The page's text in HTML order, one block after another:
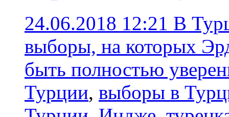
24.06.2018 12:21 В
выборы, на которых
быть полностью
Турции, выборы в